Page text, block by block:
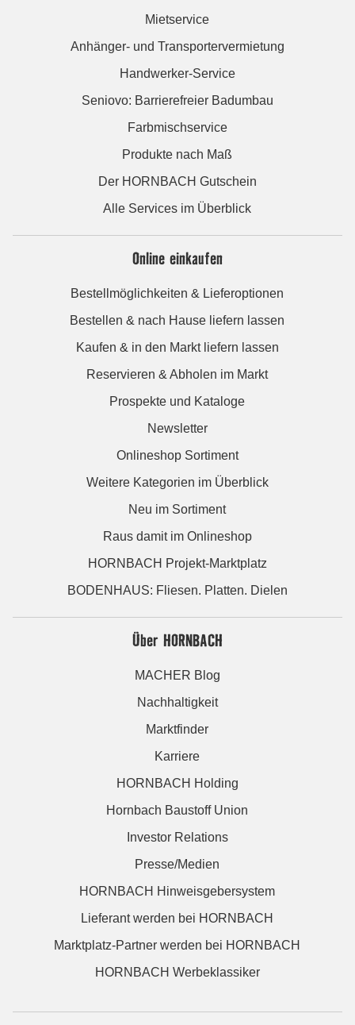
Mietservice
Anhänger- und Transportervermietung
Handwerker-Service
Seniovo: Barrierefreier Badumbau
Farbmischservice
Produkte nach Maß
Der HORNBACH Gutschein
Alle Services im Überblick
Online einkaufen
Bestellmöglichkeiten & Lieferoptionen
Bestellen & nach Hause liefern lassen
Kaufen & in den Markt liefern lassen
Reservieren & Abholen im Markt
Prospekte und Kataloge
Newsletter
Onlineshop Sortiment
Weitere Kategorien im Überblick
Neu im Sortiment
Raus damit im Onlineshop
HORNBACH Projekt-Marktplatz
BODENHAUS: Fliesen. Platten. Dielen
Über HORNBACH
MACHER Blog
Nachhaltigkeit
Marktfinder
Karriere
HORNBACH Holding
Hornbach Baustoff Union
Investor Relations
Presse/Medien
HORNBACH Hinweisgebersystem
Lieferant werden bei HORNBACH
Marktplatz-Partner werden bei HORNBACH
HORNBACH Werbeklassiker